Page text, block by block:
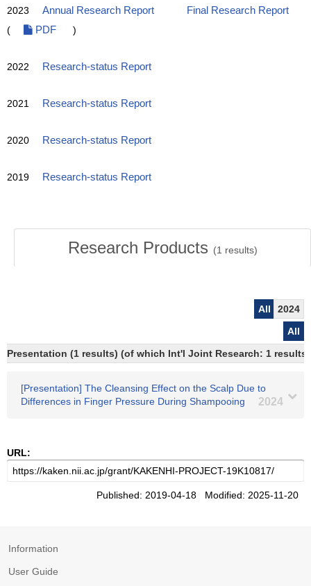
2023 Annual Research Report
Final Research Report
(
PDF )
2022 Research-status Report
2021 Research-status Report
2020 Research-status Report
2019 Research-status Report
Research Products (1 results)
All
2024
All
Presentation (1 results) (of which Int'l Joint Research: 1 results)
[Presentation] The Cleansing Effect on the Scalp Due to
Differences in Finger Pressure During Shampooing
2024
URL:
Published: 2019-04-18 Modified: 2025-11-20
Information
User Guide